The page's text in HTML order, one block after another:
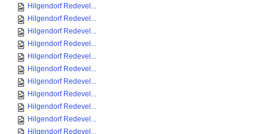
Hilgendorf Redevel...
Hilgendorf Redevel...
Hilgendorf Redevel...
Hilgendorf Redevel...
Hilgendorf Redevel...
Hilgendorf Redevel...
Hilgendorf Redevel...
Hilgendorf Redevel...
Hilgendorf Redevel...
Hilgendorf Redevel...
Hilgendorf Redevel...